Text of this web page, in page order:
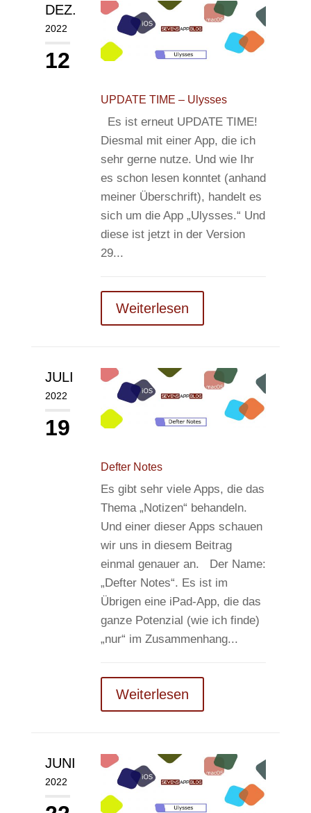
DEZ.
2022
12
UPDATE TIME – Ulysses
Es ist erneut UPDATE TIME!
Diesmal mit einer App, die ich
sehr gerne nutze. Und wie Ihr
es schon lesen konntet (anhand
meiner Überschrift), handelt es
sich um die App „Ulysses.“ Und
diese ist jetzt in der Version
29...
Weiterlesen
JULI
2022
19
Defter Notes
Es gibt sehr viele Apps, die das
Thema „Notizen“ behandeln.
Und einer dieser Apps schauen
wir uns in diesem Beitrag
einmal genauer an. Der Name:
„Defter Notes“. Es ist im
Übrigen eine iPad-App, die das
ganze Potenzial (wie ich finde)
„nur“ im Zusammenhang...
Weiterlesen
JUNI
2022